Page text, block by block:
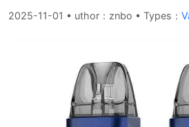
2025-11-01 • uthor：znbo • Types：